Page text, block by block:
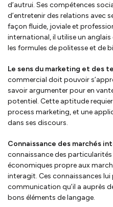
d’autrui. Ses compétences
d’entretenir des relations avec
façon fluide, joviale et
international, il utilise un
les formules de politesse et de
Le sens du marketing et des
commercial doit pouvoir
savoir argumenter pour en
potentiel. Cette aptitude
process marketing, et une
dans ses discours.
Connaissance des marchés
connaissance des
économiques propre aux
interagit. Ces connaissances
communication qu’il a auprès
bons éléments de langage.